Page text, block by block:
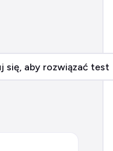
się, aby rozwiązać test